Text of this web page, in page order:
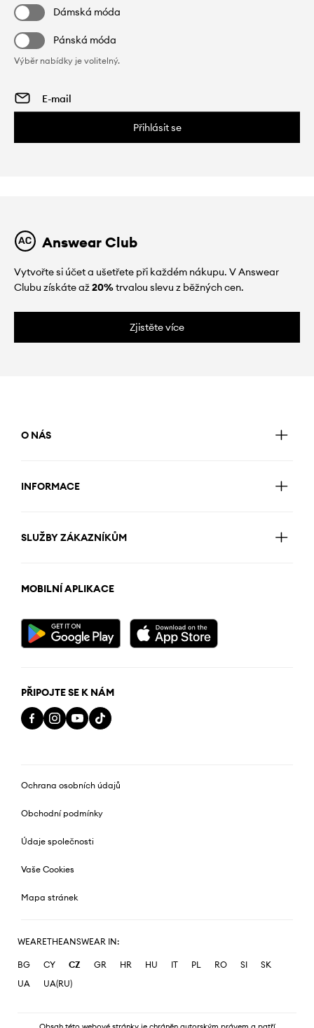
Dámská móda
Pánská móda
Výběr nabídky je volitelný.
Přihlásit se
Answear Club
Vytvořte si účet a ušetřete při každém nákupu. V Answear
Clubu získáte až20%trvalou slevu z běžných cen.
Zjistěte více
O NÁS
INFORMACE
SLUŽBY ZÁKAZNÍKŮM
MOBILNÍ APLIKACE
PŘIPOJTE SE K NÁM
Ochrana osobních údajů
Obchodní podmínky
Údaje společnosti
Vaše Cookies
Mapa stránek
WEARETHEANSWEAR IN:
BG CY CZ GR HR HU IT PL RO SI
SK
UA
UA(RU)